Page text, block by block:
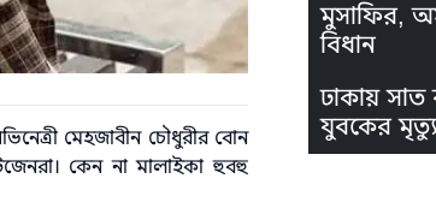
মেহজাবীন চৌধুরীর বোন
কেন না মালাইকা হুবহু
মুসাফির,
বিধান
ঢাকায় সাত
যুবকের